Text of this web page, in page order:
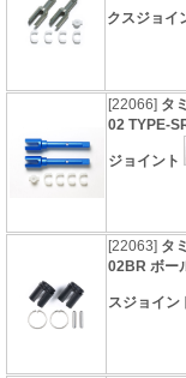
クスジョイ
[22066] タ
02 TYPE-
ジョイント
[22063] タ
02BR ボー
スジョイン